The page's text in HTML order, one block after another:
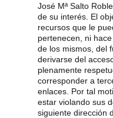
José Mª Salto
de su interés. El
recursos que le
pertenecen, ni
de los mismos, del
derivarse del
plenamente
corresponder a
enlaces. Por tal
estar violando sus
siguiente dirección